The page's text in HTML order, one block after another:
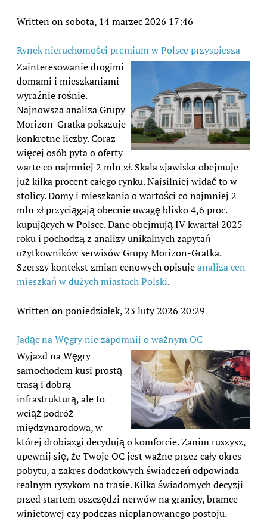
Written on sobota, 14 marzec 2026 17:46
Rynek nieruchomości premium w Polsce przyspiesza
Zainteresowanie drogimi
domami i mieszkaniami
wyraźnie rośnie.
Najnowsza analiza Grupy
Morizon-Gratka pokazuje
konkretne liczby. Coraz
więcej osób pyta o oferty
warte co najmniej 2 mln zł. Skala zjawiska obejmuje
już kilka procent całego rynku. Najsilniej widać to w
stolicy. Domy i mieszkania o wartości co najmniej 2
mln zł przyciągają obecnie uwagę blisko 4,6 proc.
kupujących w Polsce. Dane obejmują IV kwartał 2025
roku i pochodzą z analizy unikalnych zapytań
użytkowników serwisów Grupy Morizon-Gratka.
Szerszy kontekst zmian cenowych opisujeanaliza cen
mieszkań w dużych miastach Polski.
Written on poniedziałek, 23 luty 2026 20:29
Jadąc na Węgry nie zapomnij o ważnym OC
Wyjazd na Węgry
samochodem kusi prostą
trasą i dobrą
infrastrukturą, ale to
wciąż podróż
międzynarodowa, w
której drobiazgi decydują o komforcie. Zanim ruszysz,
upewnij się, że Twoje OC jest ważne przez cały okres
pobytu, a zakres dodatkowych świadczeń odpowiada
realnym ryzykom na trasie. Kilka świadomych decyzji
przed startem oszczędzi nerwów na granicy, bramce
winietowej czy podczas nieplanowanego postoju.